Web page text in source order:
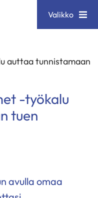
Valikko
auttaa tunnistamaan
-työkalu
tuen
avulla omaa